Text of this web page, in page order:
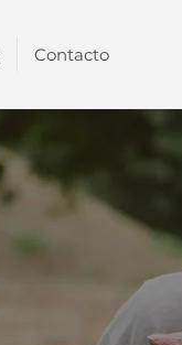
Contacto